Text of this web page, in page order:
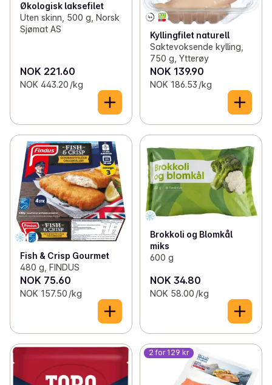
Økologisk laksefilet
Uten skinn, 500 g, Norsk
Sjømat AS
NOK 221.60
NOK 443.20 /kg
Kyllingfilet naturell
Saktevoksende kylling,
750 g, Ytterøy
NOK 139.90
NOK 186.53 /kg
Fish & Crisp Gourmet
480 g, FINDUS
NOK 75.60
NOK 157.50 /kg
Brokkoli og Blomkål
miks
600 g
NOK 34.80
NOK 58.00 /kg
2 for 129 kr